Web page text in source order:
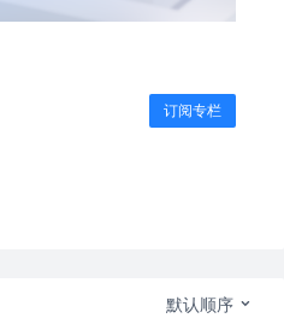
订阅专栏
默认顺序